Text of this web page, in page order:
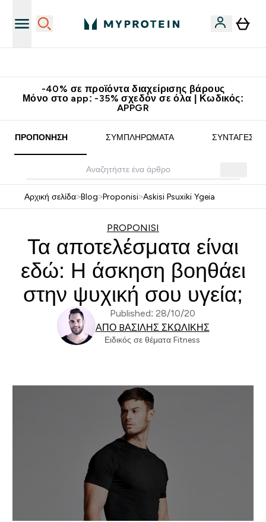
-40% σε προϊόντα διαχείρισης βάρους
Μόνο στο app: -35% σχεδόν σε όλα | Κωδικός:
APPGR
ΠΡΟΠΌΝΗΣΗ ΣΥΜΠΛΗΡΏΜΑΤΑ ΣΥΝΤΑΓΈΣ
Αρχική σελίδα>Blog>Proponisi>Askisi Psuxiki Ygeia
PROPONISI
Τα αποτελέσματα είναι
εδώ: Η άσκηση βοηθάει
στην ψυχική σου υγεία;
Published: 28/10/20
ΑΠΌ BΑΣΊΛΗΣ ΣΚΩΛΊΚΗΣ
Ειδικός σε θέματα Fitness